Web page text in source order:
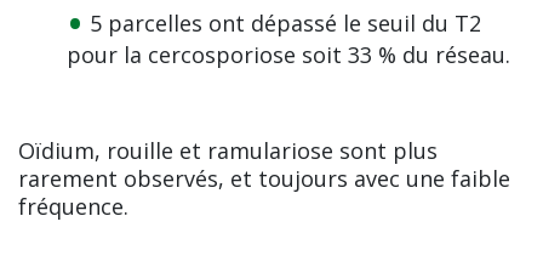
5 parcelles ont dépassé le seuil du T2
pour la cercosporiose soit 33 % du réseau.
Oïdium, rouille et ramulariose sont plus
rarement observés, et toujours avec une faible
fréquence.